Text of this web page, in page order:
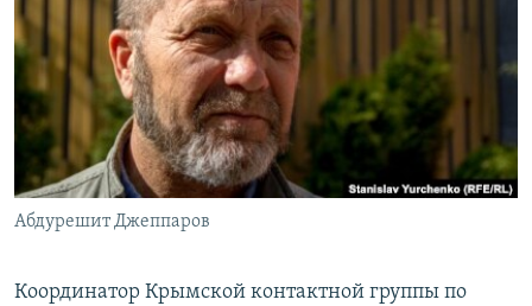
ПОБЕДИТЕЛЕЙ НЕ СУДЯТ?
КРЫМ.НЕПОКОРЕННЫЙ
ELIFBE
УКРАИНСКАЯ ПРОБЛЕМА КРЫМА
ПРИСОЕДИНЯЙТЕСЬ!
Все сайты RFE/RL
Абдурешит Джеппаров
Координатор Крымской контактной группы по